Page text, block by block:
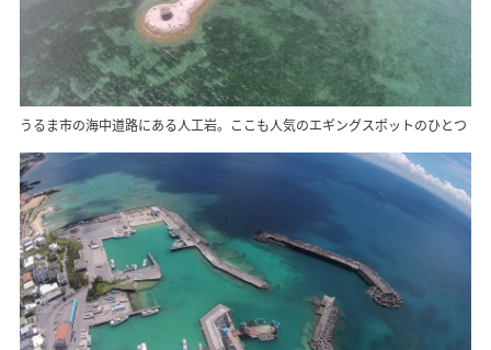
うるま市の海中道路にある人工岩。ここも人気のエギングスポットのひとつ